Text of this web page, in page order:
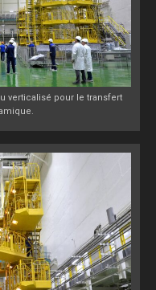
verticalisé pour le transfert